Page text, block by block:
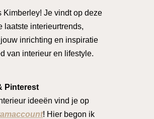
Kimberley! Je vindt op deze
laatste interieurtrends,
inrichting en inspiratie
van interieur en lifestyle.
Pinterest
ideeën vind je op
! Hier begon ik